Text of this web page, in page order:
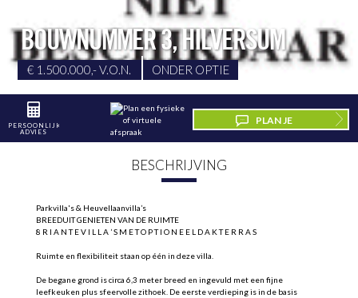
PERSOONLIJK
ADVIES
PLAN JE
BOUWNUMMER 3,HILVERSUM
€ 1.500.000,- V.O.N. ONDER OPTIE
BESCHRIJVING
Parkvilla's & Heuvellaanvilla’s
BREEDUIT GENIETEN VAN DE RUIMTE
8 R I A N T E V I L L A ’ S M E T O P T I O N E E L D A K T E R R A S
Ruimte en flexibiliteit staan op één in deze villa.
De begane grond is circa 6,3 meter breed en ingevuld met een fijne
leefkeuken plus sfeervolle zithoek. De eerste verdieping is in de basis